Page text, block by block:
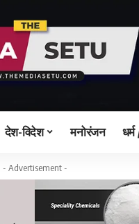
देश-विदेश मनोरंजन
- Advertisement -